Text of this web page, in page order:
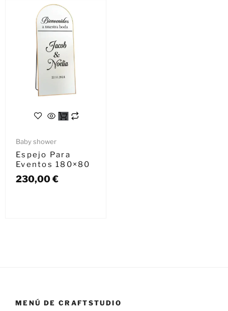
Baby shower
Espejo Para
Eventos 180×80
230,00€
MENÚ DE CRAFTSTUDIO